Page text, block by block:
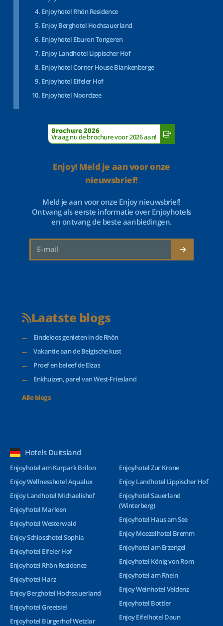
Enjoyhotel Rhön Residence
Enjoy Berghotel Hochsauerland
Enjoyhotel Eburon Tongeren
Enjoy Landhotel Lippischer Hof
Enjoyhotel Corner House Blankenberge
Enjoyhotel Eifeler Hof
Enjoyhotel Noordzee
Brochure 2026
Vraag nu de brochure voor 2026 aan!
Enjoy! Meld je aan voor onze
nieuwsbrief!
Meld je aan voor onze Enjoy nieuwsbrief!
Ontvang als eerste informatie over Enjoyhotels
en ontvang de beste aanbiedingen.
Laatste blogs
Eindeloos genieten in de Rhön
Vakantie aan de Belgische kust
Proef en beleef de Elzas
Enkhuizen, parel van West-Friesland
Alle blogs
Hotels Duitsland
Enjoyhotel am Kurpark Brilon
Enjoy Wellnesshotel Aqualux
Enjoy Landhotel Michaelishof
Enjoyhotel Marleen
Enjoyhotel Westerwald
Enjoy Schlosshotel Sophia
Enjoyhotel Eifeler Hof
Enjoyhotel Rhön Residence
Enjoyhotel Harz
Enjoy Berghotel Hochsauerland
Enjoyhotel Greetsiel
Enjoyhotel Bürgerhof Wetzlar
Enjoyhotel Zur Krone
Enjoy Landhotel Lippischer Hof
Enjoyhotel Sauerland
(Winterberg)
Enjoyhotel Haus am See
Enjoy Moezelhotel Bremm
Enjoyhotel am Erzengel
Enjoyhotel König von Rom
Enjoyhotel am Rhein
Enjoy Weinhotel Veldenz
Enjoyhotel Bottler
Enjoy Eifelhotel Daun